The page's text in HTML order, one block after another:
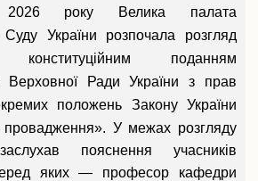
року Велика палата
Суду України розпочала розгляд
поданням
Верховної Ради України з прав
положень Закону України
У межах розгляду
пояснення учасників
яких — професор кафедри